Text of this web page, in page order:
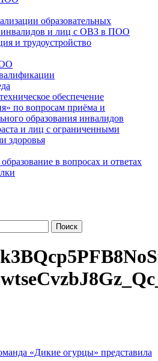
образовательных
инвалидов и лиц с ОВЗ в ПОО
и трудоустройство
обеспечение
по вопросам приёма и
образования инвалидов
и лиц с ограниченными
здоровья
в вопросах и ответах
«Дикие огурцы» представила